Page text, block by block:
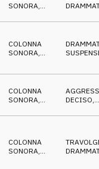
SONORA
COLONNA
SONORA
COLONNA
SONORA
DECISO
COLONNA
SONORA,